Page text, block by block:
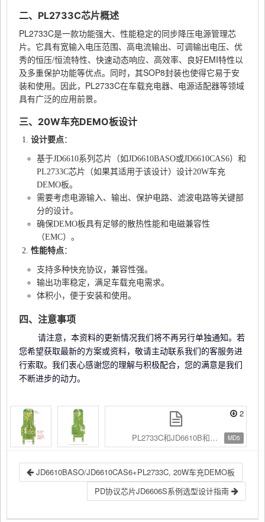
二、PL2733C芯片概述
PL2733C是一款功能强大、性能稳定的同步降压电源管理芯
片。它具有宽输入电压范围、高电流输出、可调输出电压、优
秀的恒压/恒流特性、快速动态响应、高效率、良好EMI特性以
及多重保护功能等优点。同时，其SOP8封装也使得它易于安
装和使用。因此，PL2733C在车载充电器、电源适配器等领域
具有广泛的应用前景。
三、20W车充DEMO板设计
设计要点：
基于JD6610系列芯片（如JD6610BASO或JD6610CAS6）和
PL2733C芯片（如果其适用于该设计）设计20W车充
DEMO板。
需要考虑电源输入、输出、保护电路、滤波电路等关键部
分的设计。
确保DEMO板具有足够的散热性能和电磁兼容性
（EMC）。
性能特点：
支持多种快充协议，兼容性强。
输出功率稳定，满足车载充电需求。
体积小，便于安装和使用。
四、注意事项
请注意，本资料的更新情况我们将不再另行单独通知。若
您希望获取最新的方案或资料，敬请主动联系我们的客服务进
行索取。我们衷心感谢您的理解与积极配合，您的满意是我们
不断进步的动力。
PL2733C和JD6610B和C.PcbDoc.txt
2
MD5
JD6610BASO/JD6610CAS6+PL2733C, 20W车充DEMO板
PD协议芯片JD6606S系例选型设计指南